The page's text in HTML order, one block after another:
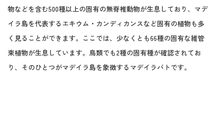
物などを含む500種以上の固有の無脊椎動物が生息しており、マデ
イラ島を代表するエキウム・カンディカンスなど固有の植物も多
く見ることができます。ここでは、少なくとも66種の固有な維管
束植物が生息しています。鳥類でも2種の固有種が確認されてお
り、そのひとつがマデイラ島を象徴するマデイラバトです。